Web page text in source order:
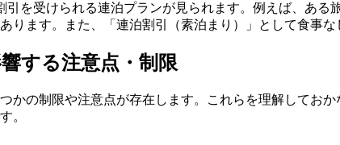
を受けられる連泊プランが見られます。例えば、あ
ります。また、「連泊割引（素泊まり）」として食事
する注意点・制限
かの制限や注意点が存在します。これらを理解してお
。